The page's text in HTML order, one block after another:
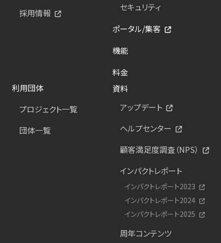
採用情報
セキュリティ
ポータル/集客
機能
料金
利用団体
プロジェクト一覧
団体一覧
資料
アップデート
ヘルプセンター
顧客満足度調査（NPS）
インパクトレポート
インパクトレポート2023
インパクトレポート2024
インパクトレポート2025
周年コンテンツ